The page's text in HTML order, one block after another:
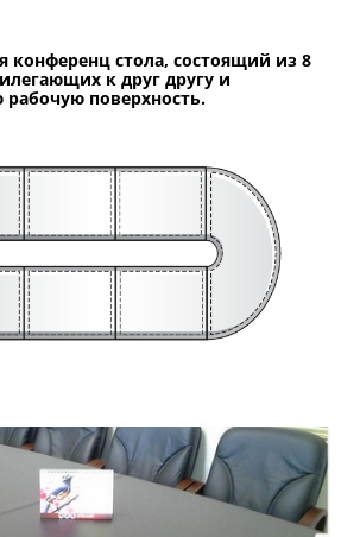
конференц стола, состоящий из 8
к друг другу и
поверхность.